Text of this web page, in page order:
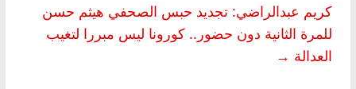
كريم عبدالراضي: تجديد حبس الصحفي هيثم حسن
للمرة الثانية دون حضور.. كورونا ليس مبررا لتغيب
العدالة →